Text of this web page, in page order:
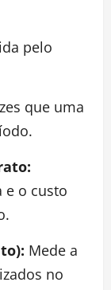
pelo
que uma
e o custo
Mede a
no